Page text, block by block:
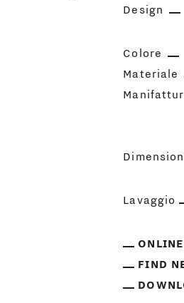
Design
Colore
Materiale
Lavaggio
FIND